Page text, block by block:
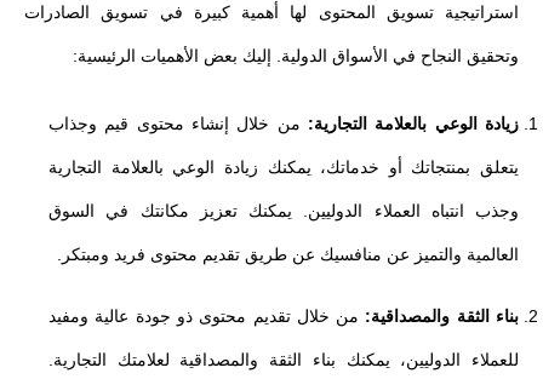
استراتيجية تسويق المحتوى لها أهمية كبيرة في تسويق الصادرات
وتحقيق النجاح في الأسواق الدولية. إليك بعض الأهميات الرئيسية:
زيادة الوعي بالعلامة التجارية: من خلال إنشاء محتوى قيم وجذاب
يتعلق بمنتجاتك أو خدماتك، يمكنك زيادة الوعي بالعلامة التجارية
وجذب انتباه العملاء الدوليين. يمكنك تعزيز مكانتك في السوق
العالمية والتميز عن منافسيك عن طريق تقديم محتوى فريد ومبتكر.
بناء الثقة والمصداقية: من خلال تقديم محتوى ذو جودة عالية ومفيد
للعملاء الدوليين، يمكنك بناء الثقة والمصداقية لعلامتك التجارية.